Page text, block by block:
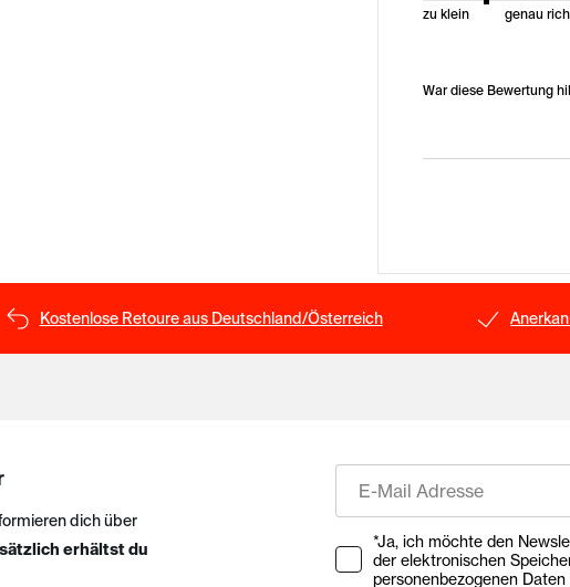
zu klein genau
War diese Bewertung
Kostenlose Retoure aus Deutschland/Österreich
dich über
erhältst du
Ihre Zustimmung zu
*Ja, ich möchte den Newsletter
der elektronischen
personenbezogenen